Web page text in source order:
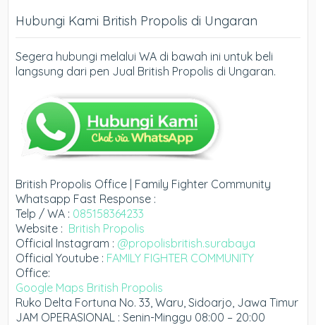
Hubungi Kami British Propolis di Ungaran
Segera hubungi melalui WA di bawah ini untuk beli
langsung dari pen Jual British Propolis di Ungaran.
British Propolis Office | Family Fighter Community
Whatsapp Fast Response :
Telp / WA : 085158364233
Website : British Propolis
Official Instagram : @propolisbritish.surabaya
Official Youtube : FAMILY FIGHTER COMMUNITY
Office:
Google Maps British Propolis
Ruko Delta Fortuna No. 33, Waru, Sidoarjo, Jawa Timur
JAM OPERASIONAL : Senin-Minggu 08:00 – 20:00